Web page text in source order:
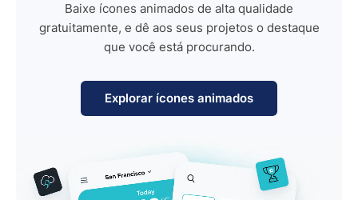
Baixe ícones animados de alta qualidade
gratuitamente, e dê aos seus projetos o destaque
que você está procurando.
Explorar ícones animados